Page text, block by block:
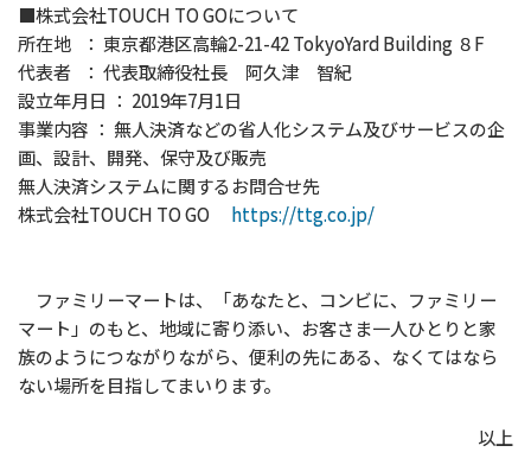
■株式会社TOUCH TO GOについて
所在地 ： 東京都港区高輪2-21-42 TokyoYard Building ８F
代表者 ： 代表取締役社長 阿久津 智紀
設立年月日 ： 2019年7月1日
事業内容 ： 無人決済などの省人化システム及びサービスの企
画、設計、開発、保守及び販売
無人決済システムに関するお問合せ先
株式会社TOUCH TO GO https://ttg.co.jp/
ファミリーマートは、「あなたと、コンビに、ファミリー
マート」のもと、地域に寄り添い、お客さま一人ひとりと家
族のようにつながりながら、便利の先にある、なくてはなら
ない場所を目指してまいります。
以上